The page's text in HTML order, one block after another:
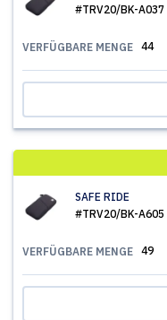
#TRV20/BK-A037
VERFÜGBARE MENGE 44
SAFE RIDE
#TRV20/BK-A605
VERFÜGBARE MENGE 49